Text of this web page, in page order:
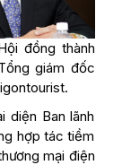
đồng thành
giám đốc
diện Ban lãnh
hợp tác tiềm
mại điện